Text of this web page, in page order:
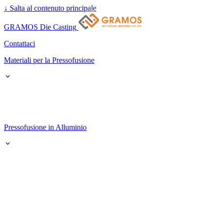
↓ Salta al contenuto principale
GRAMOS Die Casting
Contattaci
Materiali per la Pressofusione
Pressofusione in Alluminio